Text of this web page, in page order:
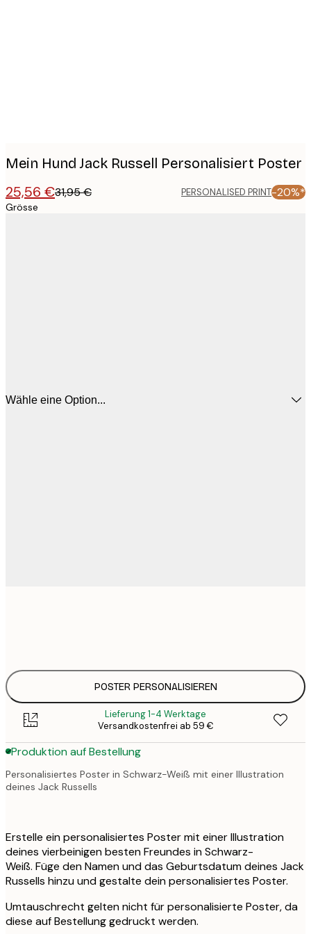
Mein Hund Jack Russell Personalisiert Poster
25,56 €31,95 € PERSONALISED PRINT-20%*
Grösse
Wähle eine Option...
POSTER PERSONALISIEREN
Lieferung 1-4 Werktage
Versandkostenfrei ab 59 €
Produktion auf Bestellung
Personalisiertes Poster in Schwarz-Weiß mit einer Illustration
deines Jack Russells
Erstelle ein personalisiertes Poster mit einer Illustration
deines vierbeinigen besten Freundes in Schwarz-
Weiß. Füge den Namen und das Geburtsdatum deines Jack
Russells hinzu und gestalte dein personalisiertes Poster.
Umtauschrecht gelten nicht für personalisierte Poster, da
diese auf Bestellung gedruckt werden.